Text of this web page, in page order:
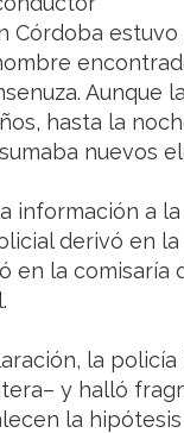
Córdoba
Aunque
hasta la
nuevos
información a
derivó en
en la comisaría
la
y halló
la